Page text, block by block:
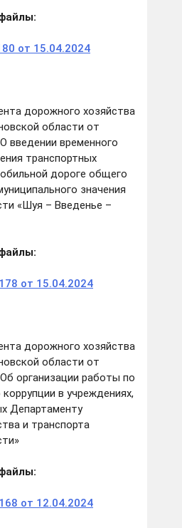
от 15.04.2024
дорожного хозяйства
области от
введении временного
транспортных
дороге общего
значения
«Шуя – Введенье –
от 15.04.2024
дорожного хозяйства
области от
организации работы по
в учреждениях,
Департаменту
и транспорта
от 12.04.2024